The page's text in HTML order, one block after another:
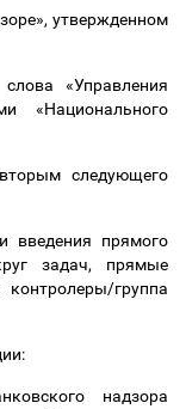
утвержденном
«Управления
«Национального
следующего
введения прямого
задач, прямые
группа
надзора